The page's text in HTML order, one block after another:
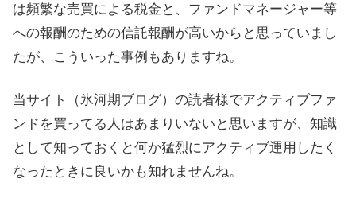
は頻繁な売買による税金と、ファンドマネージャー等
への報酬のための信託報酬が高いからと思っていまし
たが、こういった事例もありますね。
当サイト（氷河期ブログ）の読者様でアクティブファ
ンドを買ってる人はあまりいないと思いますが、知識
として知っておくと何か猛烈にアクティブ運用したく
なったときに良いかも知れませんね。